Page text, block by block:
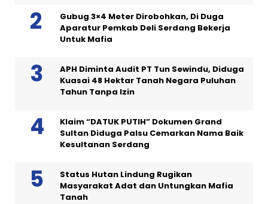
Gubug 3×4 Meter Dirobohkan, Di Duga
Aparatur Pemkab Deli Serdang Bekerja
Untuk Mafia
APH Diminta Audit PT Tun Sewindu, Diduga
Kuasai 48 Hektar Tanah Negara Puluhan
Tahun Tanpa Izin
Klaim “DATUK PUTIH” Dokumen Grand
Sultan Diduga Palsu Cemarkan Nama Baik
Kesultanan Serdang
Status Hutan Lindung Rugikan
Masyarakat Adat dan Untungkan Mafia
Tanah